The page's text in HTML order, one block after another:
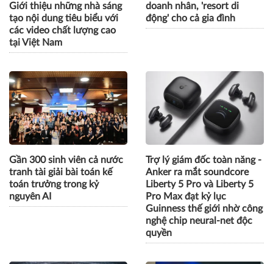
Giới thiệu những nhà sáng
tạo nội dung tiêu biểu với
các video chất lượng cao
tại Việt Nam
doanh nhân, 'resort di
động' cho cả gia đình
Gần 300 sinh viên cả nước
tranh tài giải bài toán kế
toán trưởng trong kỷ
nguyên AI
Trợ lý giám đốc toàn năng -
Anker ra mắt soundcore
Liberty 5 Pro và Liberty 5
Pro Max đạt kỷ lục
Guinness thế giới nhờ công
nghệ chip neural-net độc
quyền